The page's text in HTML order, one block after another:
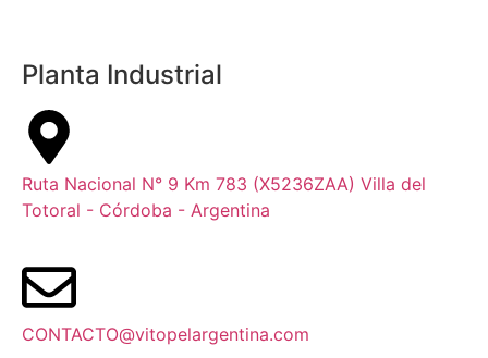
Planta Industrial
Ruta Nacional N° 9 Km 783 (X5236ZAA) Villa del
Totoral - Córdoba - Argentina
CONTACTO@vitopelargentina.com